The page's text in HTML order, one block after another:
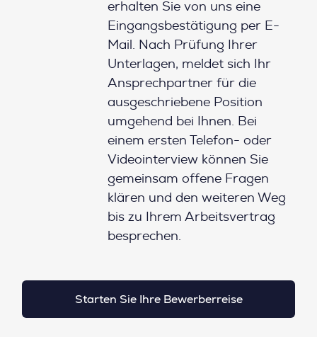
erhalten Sie von uns eine
Eingangsbestätigung per E-
Mail. Nach Prüfung Ihrer
Unterlagen, meldet sich Ihr
Ansprechpartner für die
ausgeschriebene Position
umgehend bei Ihnen. Bei
einem ersten Telefon- oder
Videointerview können Sie
gemeinsam offene Fragen
klären und den weiteren Weg
bis zu Ihrem Arbeitsvertrag
besprechen.
Starten Sie Ihre Bewerberreise